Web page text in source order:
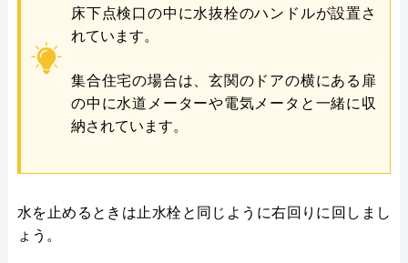
床下点検口の中に水抜栓のハンドルが設置さ
れています。
集合住宅の場合は、玄関のドアの横にある扉
の中に水道メーターや電気メータと一緒に収
納されています。
水を止めるときは止水栓と同じように右回りに回しまし
ょう。